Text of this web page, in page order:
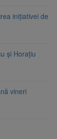
inițiativei de
și Horațiu
vineri